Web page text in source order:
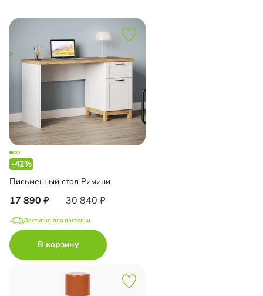
-42%
Письменный стол Римини
17 890 30 840
Доступно для доставки
В корзину